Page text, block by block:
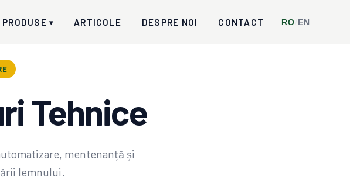
PRODUSE ▾ ARTICOLE DESPRE NOI CONTACT RO EN
Tehnice
mentenanță și
lemnului.